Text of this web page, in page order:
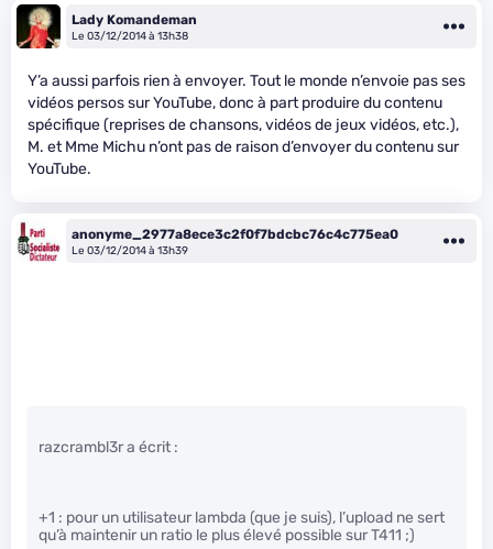
Lady Komandeman
Le 03/12/2014 à 13h38
Y’a aussi parfois rien à envoyer. Tout le monde n’envoie pas ses
vidéos persos sur YouTube, donc à part produire du contenu
spécifique (reprises de chansons, vidéos de jeux vidéos, etc.),
M. et Mme Michu n’ont pas de raison d’envoyer du contenu sur
YouTube.
anonyme_2977a8ece3c2f0f7bdcbc76c4c775ea0
Le 03/12/2014 à 13h39
razcrambl3r a écrit :
+1 : pour un utilisateur lambda (que je suis), l’upload ne sert
qu’à maintenir un ratio le plus élevé possible sur T411 ;)